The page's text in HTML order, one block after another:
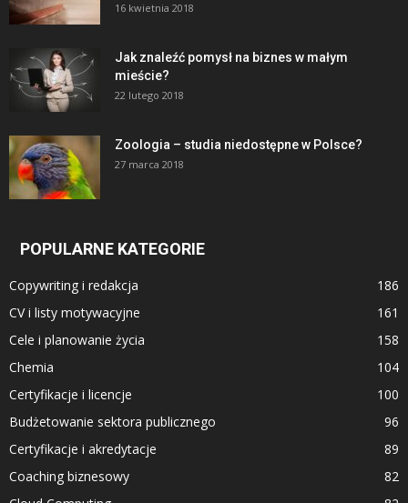
16 kwietnia 2018
Jak znaleźć pomysł na biznes w małym
mieście?
22 lutego 2018
Zoologia – studia niedostępne w Polsce?
27 marca 2018
POPULARNE KATEGORIE
Copywriting i redakcja
186
CV i listy motywacyjne
161
Cele i planowanie życia
158
Chemia
104
Certyfikacje i licencje
100
Budżetowanie sektora publicznego
96
Certyfikacje i akredytacje
89
Coaching biznesowy
82